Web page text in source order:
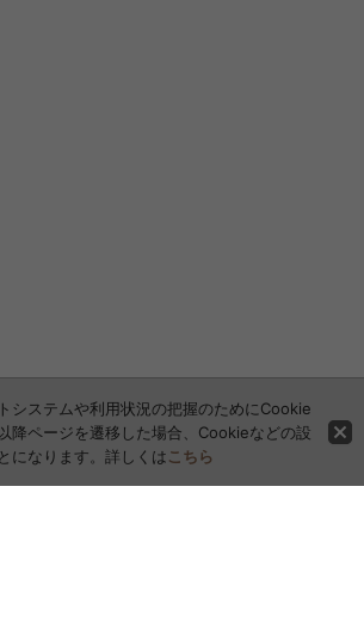
システムや利用状況の把握のためにCookie
降ページを遷移した場合、Cookieなどの設
になります。詳しくはこちら